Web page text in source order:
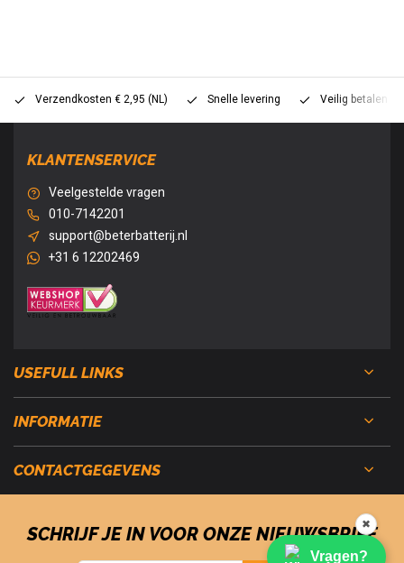
Verzendkosten € 2,95 (NL) Snelle levering Veilig betalen
KLANTENSERVICE
Veelgestelde vragen
010-7142201
support@beterbatterij.nl
+31 6 12202469
USEFULL LINKS
INFORMATIE
CONTACTGEGEVENS
SCHRIJF JE IN VOOR ONZE NIEUWSBRIEF
✖
Vragen?